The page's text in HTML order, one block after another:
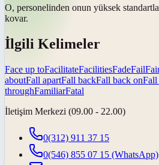
O, personelinden onun yüksek
kovar.
İlgili Kelimeler
Face up toFacilitateFacilitiesFadeFail
aboutFall apartFall backFall back on
throughFamiliarFatal
İletişim Merkezi (09.00 - 22.00)
0(312) 911 37 15
0(546) 855 07 15 (WhatsApp)